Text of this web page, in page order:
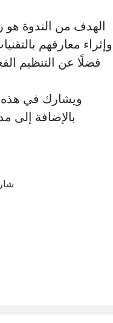
الهدف من الندوة هو
وإثراء معارفهم
فضلًا عن التنظيم
ويشارك في هذه
بالإضافة